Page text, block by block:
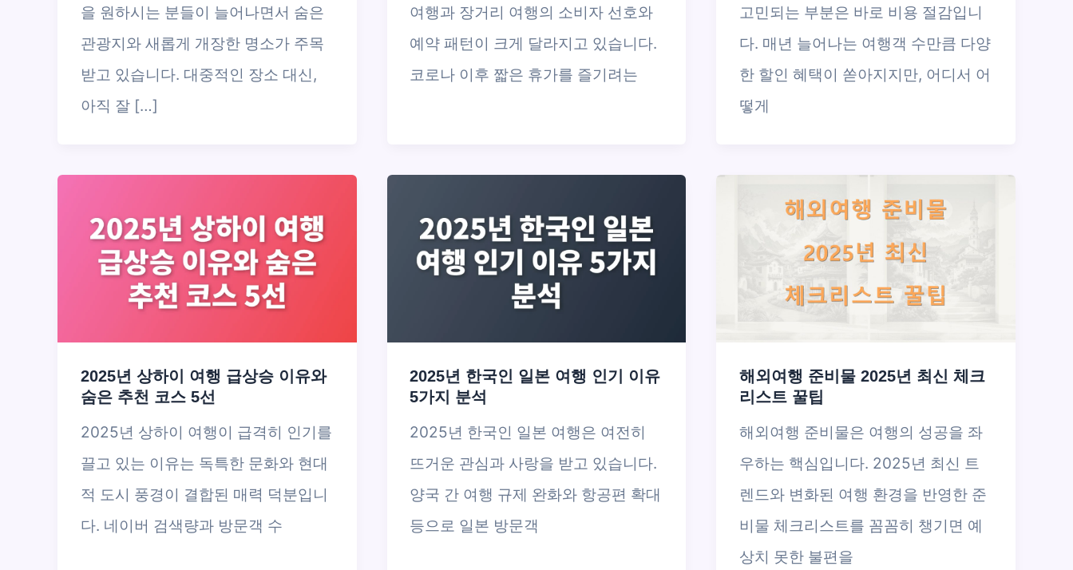
을 원하시는 분들이 늘어나면서 숨은
관광지와 새롭게 개장한 명소가 주목
받고 있습니다. 대중적인 장소 대신,
아직 잘 […]
여행과 장거리 여행의 소비자 선호와
예약 패턴이 크게 달라지고 있습니다.
코로나 이후 짧은 휴가를 즐기려는
고민되는 부분은 바로 비용 절감입니
다. 매년 늘어나는 여행객 수만큼 다양
한 할인 혜택이 쏟아지지만, 어디서 어
떻게
2025년 상하이 여행 급상승 이유와
숨은 추천 코스 5선
2025년 상하이 여행이 급격히 인기를
끌고 있는 이유는 독특한 문화와 현대
적 도시 풍경이 결합된 매력 덕분입니
다. 네이버 검색량과 방문객 수
2025년 한국인 일본 여행 인기 이유
5가지 분석
2025년 한국인 일본 여행은 여전히
뜨거운 관심과 사랑을 받고 있습니다.
양국 간 여행 규제 완화와 항공편 확대
등으로 일본 방문객
해외여행 준비물 2025년 최신 체크
리스트 꿀팁
해외여행 준비물은 여행의 성공을 좌
우하는 핵심입니다. 2025년 최신 트
렌드와 변화된 여행 환경을 반영한 준
비물 체크리스트를 꼼꼼히 챙기면 예
상치 못한 불편을